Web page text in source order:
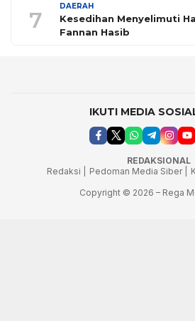
7
DAERAH
Kesedihan Menyelimuti
Fannan Hasib
IKUTI MEDIA
REDAKSIONAL
Redaksi |
Pedoman Media Siber |
Copyright © 2026 – Rega